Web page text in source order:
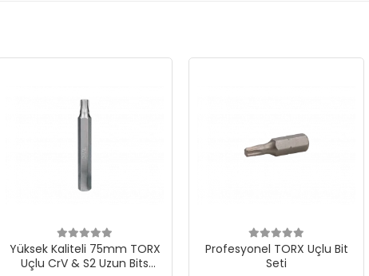
Yüksek Kaliteli 75mm TORX
Uçlu CrV & S2 Uzun Bits
Profesyonel TORX Uçlu Bit
Seti